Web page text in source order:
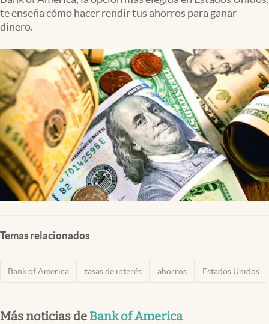
te enseña cómo hacer rendir tus ahorros para ganar
dinero.
Temas relacionados
Bank of America tasas de interés ahorros Estados Unidos
Más noticias de Bank of America